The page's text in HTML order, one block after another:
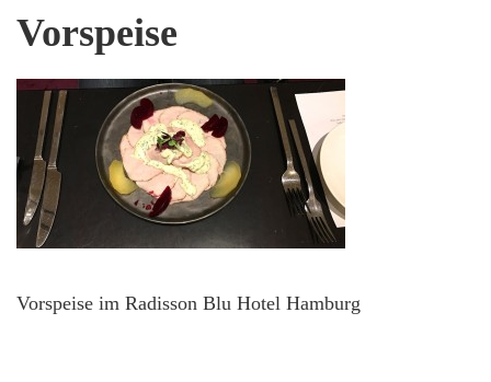
Vorspeise
Vorspeise im Radisson Blu Hotel Hamburg